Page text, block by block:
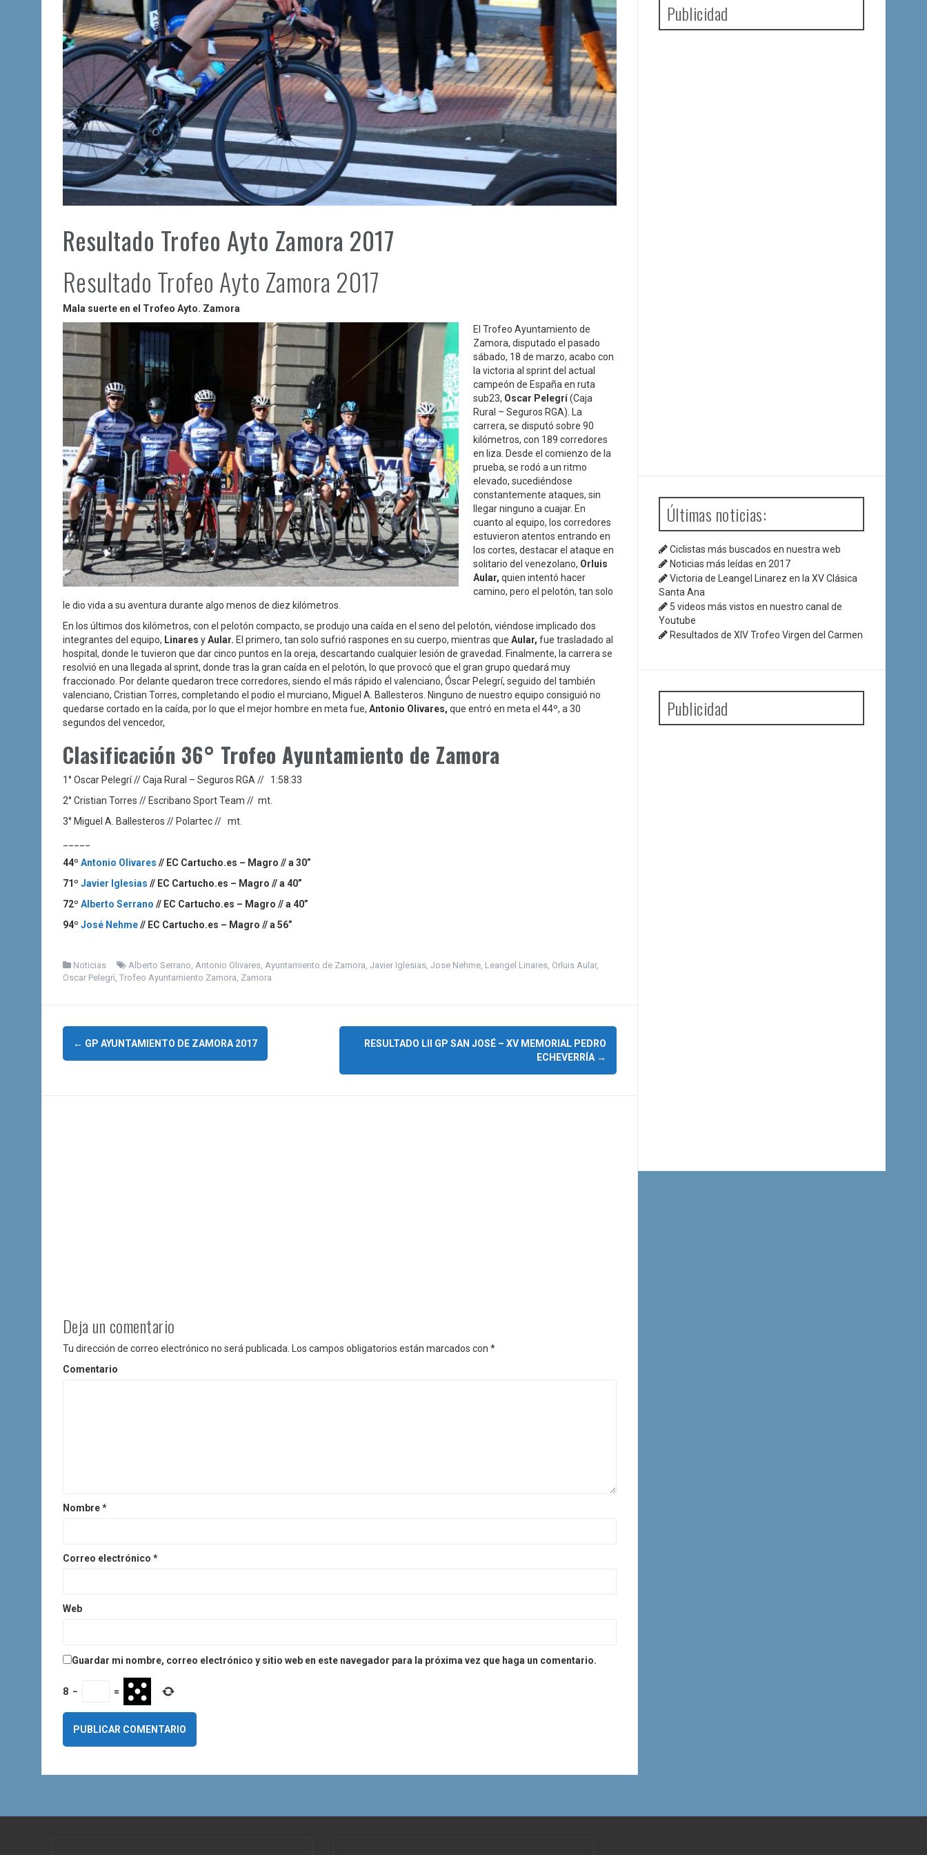
Resultado Trofeo Ayto Zamora 2017
Resultado Trofeo Ayto Zamora 2017
Mala suerte en el Trofeo Ayto. Zamora
El Trofeo Ayuntamiento de
Zamora, disputado el pasado
sábado, 18 de marzo, acabo con
la victoria al sprint del actual
campeón de España en ruta
sub23, Oscar Pelegrí(Caja
Rural – Seguros RGA). La
carrera, se disputó sobre 90
kilómetros, con 189 corredores
en liza. Desde el comienzo de la
prueba, se rodó a un ritmo
elevado, sucediéndose
constantemente ataques, sin
llegar ninguno a cuajar. En
cuanto al equipo, los corredores
estuvieron atentos entrando en
los cortes, destacar el ataque en
solitario del venezolano, Orluis
Aular, quien intentó hacer
camino, pero el pelotón, tan solo
le dio vida a su aventura durante algo menos de diez kilómetros.
En los últimos dos kilómetros, con el pelotón compacto, se produjo una caída en el seno del pelotón, viéndose implicado dos
integrantes del equipo, Linares yAular. El primero, tan solo sufrió raspones en su cuerpo, mientras que Aular, fue trasladado al
hospital, donde le tuvieron que dar cinco puntos en la oreja, descartando cualquier lesión de gravedad. Finalmente, la carrera se
resolvió en una llegada al sprint, donde tras la gran caída en el pelotón, lo que provocó que el gran grupo quedará muy
fraccionado. Por delante quedaron trece corredores, siendo el más rápido el valenciano, Óscar Pelegrí, seguido del también
valenciano, Cristian Torres, completando el podio el murciano, Miguel A. Ballesteros. Ninguno de nuestro equipo consiguió no
quedarse cortado en la caída, por lo que el mejor hombre en meta fue, Antonio Olivares, que entró en meta el 44º, a 30
segundos del vencedor,
Clasificación 36° Trofeo Ayuntamiento de Zamora
1° Oscar Pelegrí // Caja Rural – Seguros RGA // 1:58:33
2° Cristian Torres // Escribano Sport Team // mt.
3° Miguel A. Ballesteros // Polartec // mt.
44º Antonio Olivares // EC Cartucho.es – Magro // a 30”
71º Javier Iglesias // EC Cartucho.es – Magro // a 40”
72º Alberto Serrano // EC Cartucho.es – Magro // a 40”
94º José Nehme// EC Cartucho.es – Magro // a 56”
Noticias Alberto Serrano Antonio Olivares, Ayuntamiento de Zamora Javier Iglesias, Jose Nehme, Leangel Linares, Orluis Aular,
Oscar Pelegrí, Trofeo Ayuntamiento Zamora Zamora
N
d
e
e
d
s
← GP AYUNTAMIENTO DE ZAMORA 2017
RESULTADO LII GP SAN JOSÉ – XV MEMORIAL PEDRO
ECHEVERRÍA →
Deja un comentario
Tu dirección de correo electrónico no será publicada. Los campos obligatorios están marcados con *
Comentario
Nombre*
Correo electrónico *
Web
Guardar mi nombre, correo electrónico y sitio web en este navegador para la próxima vez que haga un comentario.
8 − =
Publicidad
Últimas noticias:
Ciclistas más buscados en nuestra web
Noticias más leídas en 2017
Victoria de Leangel Linarez en la XV Clásica
Santa Ana
5 videos más vistos en nuestro canal de
Youtube
Resultados de XIV Trofeo Virgen del Carmen
Publicidad